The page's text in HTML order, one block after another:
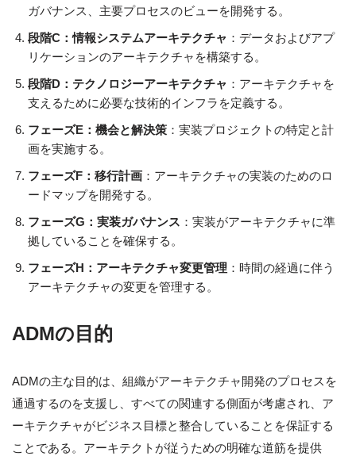
ガバナンス、主要プロセスのビューを開発する。
段階C：情報システムアーキテクチャ ：データおよびアプ
リケーションのアーキテクチャを構築する。
段階D：テクノロジーアーキテクチャ ：アーキテクチャを
支えるために必要な技術的インフラを定義する。
フェーズE：機会と解決策 ：実装プロジェクトの特定と計
画を実施する。
フェーズF：移行計画 ：アーキテクチャの実装のためのロ
ードマップを開発する。
フェーズG：実装ガバナンス ：実装がアーキテクチャに準
拠していることを確保する。
フェーズH：アーキテクチャ変更管理 ：時間の経過に伴う
アーキテクチャの変更を管理する。
ADMの目的
ADMの主な目的は、組織がアーキテクチャ開発のプロセスを
通過するのを支援し、すべての関連する側面が考慮され、ア
ーキテクチャがビジネス目標と整合していることを保証する
ことである。アーキテクトが従うための明確な道筋を提供